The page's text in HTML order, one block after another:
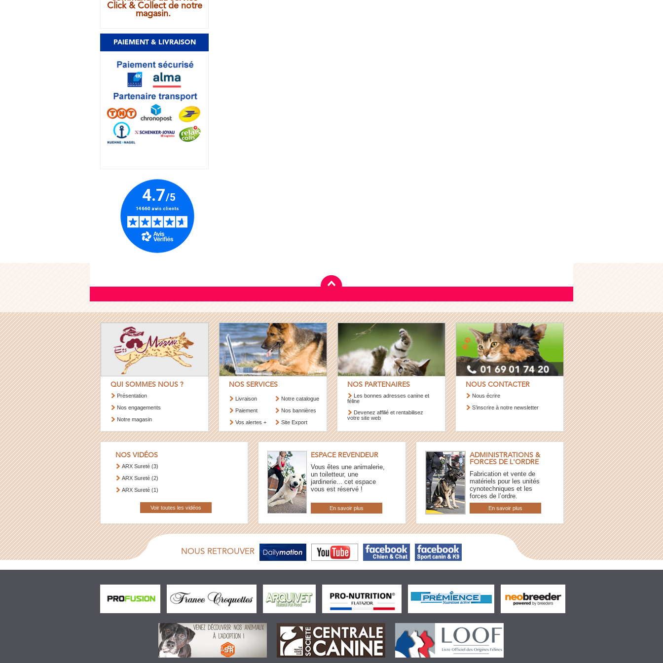
Click & Collect de notre
magasin.
PAIEMENT & LIVRAISON
QUI SOMMES NOUS ?
Présentation
Nos engagements
Notre magasin
NOS SERVICES
Livraison
Paiement
Vos alertes +
Notre catalogue
Nos bannières
Site Export
NOS PARTENAIRES
Les bonnes adresses canine et
féline
Devenez affilié et rentabilisez
votre site web
NOUS CONTACTER
Nous écrire
S’inscrire à notre newsletter
NOS VIDÉOS
ARX Sureté (3)
ARX Sureté (2)
ARX Sureté (1)
Voir toutes les vidéos
ESPACE REVENDEUR
Vous êtes une animalerie,
un toiletteur, une
jardinerie... cet espace
vous est réservé !
En savoir plus
ADMINISTRATIONS &
FORCES DE L'ORDRE
Fabrication et vente de
matériels pour les unités
cynotechniques et les
forces de l’ordre.
En savoir plus
NOUS RETROUVER